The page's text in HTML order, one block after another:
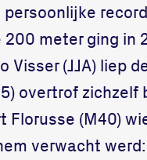
meter ging in
Visser (JJA) liep
overtrof
(M40)
verwacht